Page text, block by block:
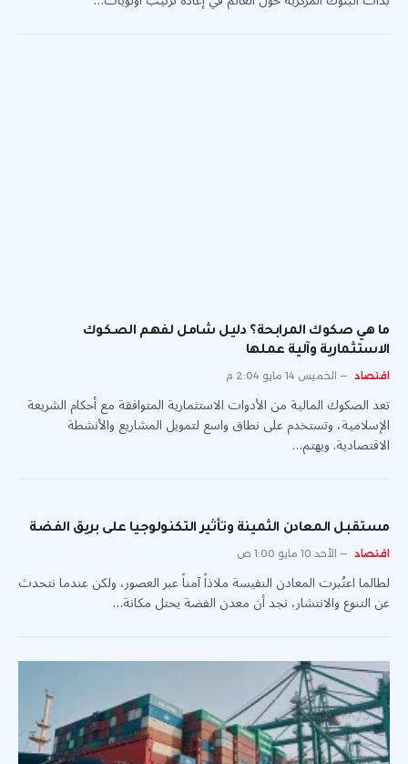
ما هي صكوك المرابحة؟ دليل شامل لفهم الصكوك
الاستثمارية وآلية عملها
اقتصاد الخميس 14 مايو 2:04 م
تعد الصكوك المالية من الأدوات الاستثمارية المتوافقة مع أحكام الشريعة
الإسلامية، وتستخدم على نطاق واسع لتمويل المشاريع والأنشطة
الاقتصادية. ويهتم…
مستقبل المعادن الثمينة وتأثير التكنولوجيا على بريق الفضة
اقتصاد الأحد 10 مايو 1:00 ص
لطالما اعتُبرت المعادن النفيسة ملاذاً آمناً عبر العصور، ولكن عندما نتحدث
عن التنوع والانتشار، نجد أن معدن الفضة يحتل مكانة…